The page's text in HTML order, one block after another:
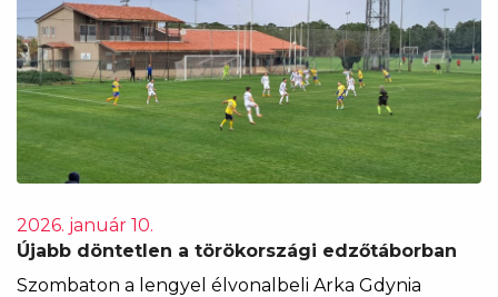
2026. január 10.
Újabb döntetlen a törökországi edzőtáborban
Szombaton a lengyel élvonalbeli Arka Gdynia